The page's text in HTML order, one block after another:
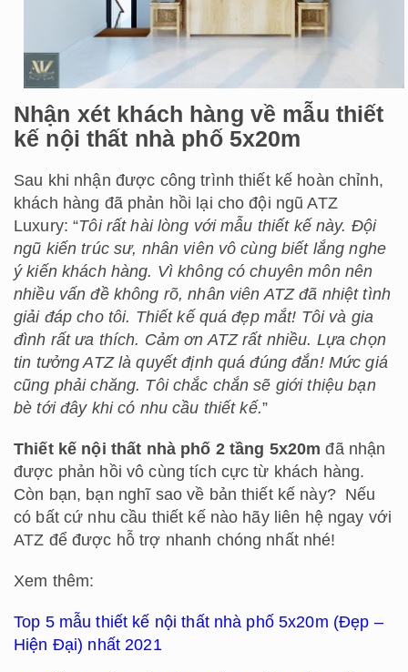
Nhận xét khách hàng về mẫu thiết
kế nội thất nhà phố 5x20m
Sau khi nhận được công trình thiết kế hoàn chỉnh,
khách hàng đã phản hồi lại cho đội ngũ ATZ
Luxury: “Tôi rất hài lòng với mẫu thiết kế này. Đội
ngũ kiến trúc sư, nhân viên vô cùng biết lắng nghe
ý kiến khách hàng. Vì không có chuyên môn nên
nhiều vấn đề không rõ, nhân viên ATZ đã nhiệt tình
giải đáp cho tôi. Thiết kế quá đẹp mắt! Tôi và gia
đình rất ưa thích. Cảm ơn ATZ rất nhiều. Lựa chọn
tin tưởng ATZ là quyết định quá đúng đắn! Mức giá
cũng phải chăng. Tôi chắc chắn sẽ giới thiệu bạn
bè tới đây khi có nhu cầu thiết kế.”
Thiết kế nội thất nhà phố 2 tầng 5x20m đã nhận
được phản hồi vô cùng tích cực từ khách hàng.
Còn bạn, bạn nghĩ sao về bản thiết kế này? Nếu
có bất cứ nhu cầu thiết kế nào hãy liên hệ ngay với
ATZ để được hỗ trợ nhanh chóng nhất nhé!
Xem thêm:
Top 5 mẫu thiết kế nội thất nhà phố 5x20m (Đẹp –
Hiện Đại) nhất 2021